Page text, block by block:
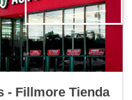
- Fillmore Tienda